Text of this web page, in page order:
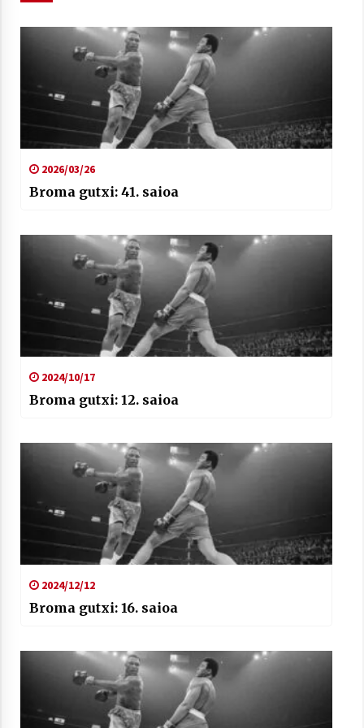
Arrosaren laburpen bideoa Hamaika
Telebistaren eskutik
2026/03/26
Broma gutxi: 41. saioa
2024/10/17
Broma gutxi: 12. saioa
2024/12/12
Broma gutxi: 16. saioa